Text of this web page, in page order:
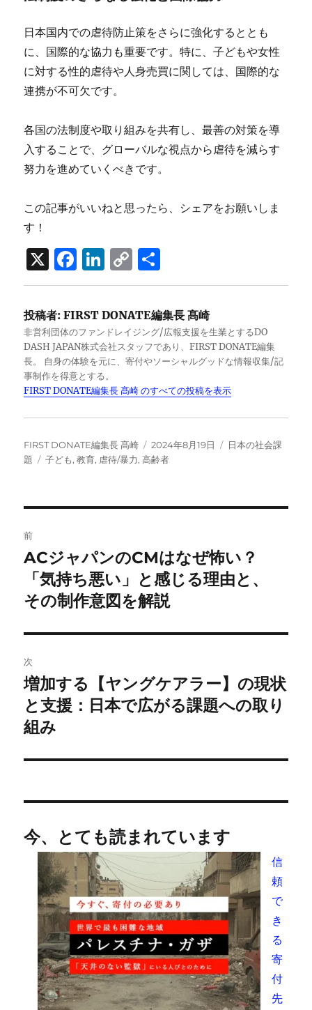
日本国内での虐待防止策をさらに強化するととも
に、国際的な協力も重要です。特に、子どもや女性
に対する性的虐待や人身売買に関しては、国際的な
連携が不可欠です。
各国の法制度や取り組みを共有し、最善の対策を導
入することで、グローバルな視点から虐待を減らす
努力を進めていくべきです。
この記事がいいねと思ったら、シェアをお願いしま
す！
X
F
a
c
e
b
o
o
k
Li
n
k
e
d
I
n
C
o
p
y
Li
n
k
有
投稿者: FIRST DONATE編集長 髙崎
非営利団体のファンドレイジング/広報支援を生業とするDO
DASH JAPAN株式会社スタッフであり、FIRST DONATE編集
長。 自身の体験を元に、寄付やソーシャルグッドな情報収集/記
事制作を得意とする。
FIRST DONATE編集長 髙崎 のすべての投稿を表示
投
稿
FIRST DONATE編集長 髙崎
投
稿
2024年8月19日
カ
日本の社会課
題
タ
子ども,教育, 虐待/暴力,高齢者
稿
ナ
ビ
ゲ
ー
シ
ョ
ン
前
前
の
投
ACジャパンのCMはなぜ怖い？
「気持ち悪い」と感じる理由と、
その制作意図を解説
次
次
の
投
増加する【ヤングケアラー】の現状
と支援：日本で広がる課題への取り
組み
今、とても読まれています
信
頼
で
き
る
寄
付
先